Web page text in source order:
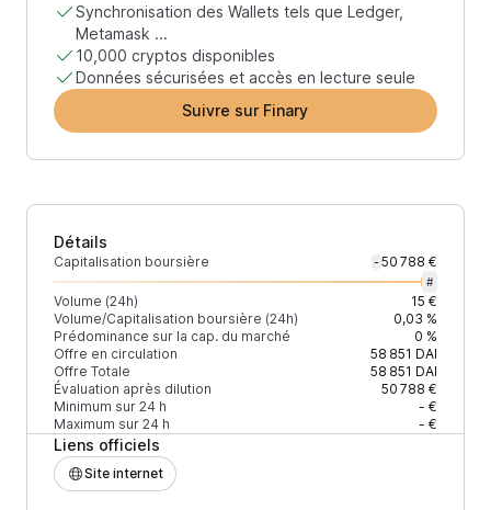
Synchronisation des Wallets tels que Ledger,
Metamask ...
10,000 cryptos disponibles
Données sécurisées et accès en lecture seule
Suivre sur Finary
Détails
Capitalisation boursière - 50 788 €
#
Volume (24h)
15 €
Volume/Capitalisation boursière (24h)
0,03 %
Prédominance sur la cap. du marché
0 %
Offre en circulation
58 851 DAI
Offre Totale
58 851 DAI
Évaluation après dilution
50 788 €
Minimum sur 24 h
- €
Maximum sur 24 h
- €
Liens officiels
Site internet